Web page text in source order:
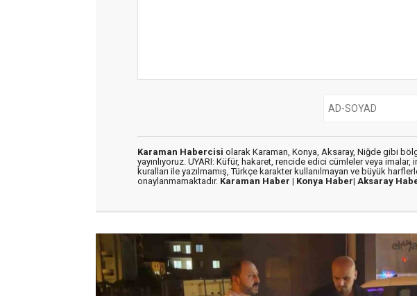
Karaman Habercisi olarak Karaman, Konya, Aksaray, Niğde gibi
yayınlıyoruz. UYARI: Küfür, hakaret, rencide edici cümleler veya imalar,
kuralları ile yazılmamış, Türkçe karakter kullanılmayan ve büyük
onaylanmamaktadır. Karaman Haber | Konya Haber| Aksaray